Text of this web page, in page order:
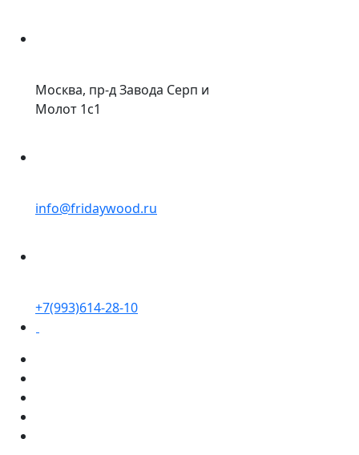
Москва, пр-д Завода Серп и
Молот 1с1
info@fridaywood.ru
+7(993)614-28-10